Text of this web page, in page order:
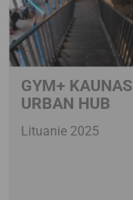
GYM+ KAUNAS
URBAN HUB
Lituanie 2025